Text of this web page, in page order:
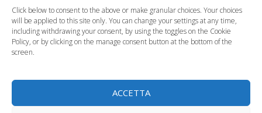
Click below to consent to the above or make granular choices. Your choices
will be applied to this site only. You can change your settings at any time,
including withdrawing your consent, by using the toggles on the Cookie
Policy, or by clicking on the manage consent button at the bottom of the
screen.
ACCETTA
cosa fare con i
bambini
appuntamenti con i
bambini
la quarta edizione
Le origini della festa
dell’Epifania e della